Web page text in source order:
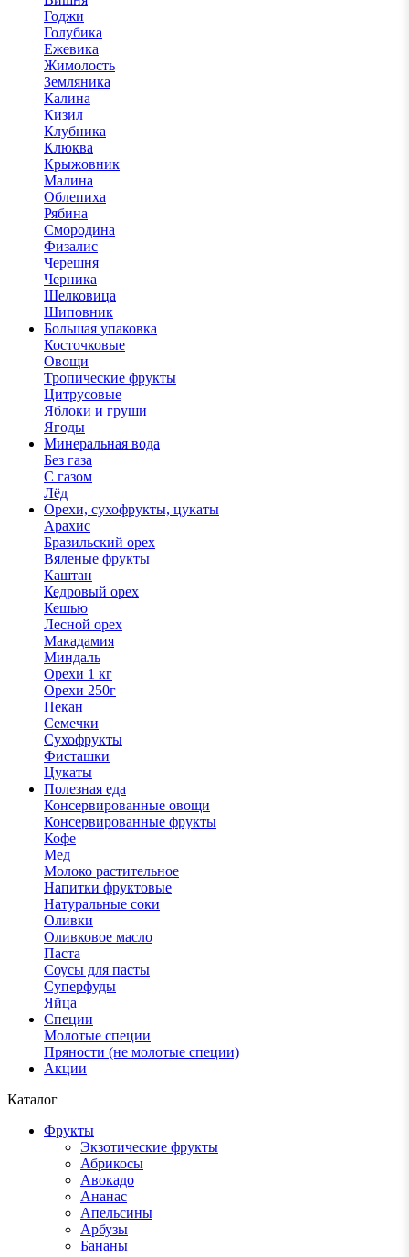
Годжи
Голубика
Ежевика
Жимолость
Земляника
Калина
Кизил
Клубника
Клюква
Крыжовник
Малина
Облепиха
Рябина
Смородина
Физалис
Черешня
Черника
Шелковица
Шиповник
Большая упаковка
Косточковые
Овощи
Тропические фрукты
Цитрусовые
Яблоки и груши
Ягоды
Минеральная вода
Без газа
С газом
Лёд
Орехи, сухофрукты, цукаты
Арахис
Бразильский орех
Вяленые фрукты
Каштан
Кедровый орех
Кешью
Лесной орех
Макадамия
Миндаль
Орехи 1 кг
Орехи 250г
Пекан
Семечки
Сухофрукты
Фисташки
Цукаты
Полезная еда
Консервированные овощи
Консервированные фрукты
Кофе
Мед
Молоко растительное
Напитки фруктовые
Натуральные соки
Оливки
Оливковое масло
Паста
Соусы для пасты
Суперфуды
Яйца
Специи
Молотые специи
Пряности (не молотые специи)
Акции
Каталог
Фрукты
Экзотические фрукты
Абрикосы
Авокадо
Ананас
Апельсины
Арбузы
Бананы